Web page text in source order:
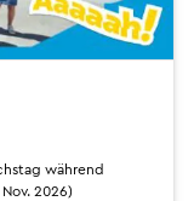
während
2026)